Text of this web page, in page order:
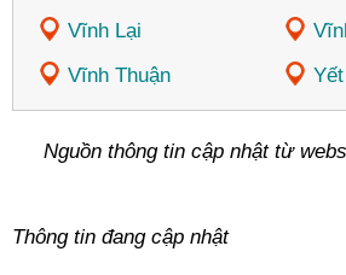
Vĩnh Lại
Vĩnh Thuận
Nguồn thông tin cập nhật từ
Thông tin đang cập nhật